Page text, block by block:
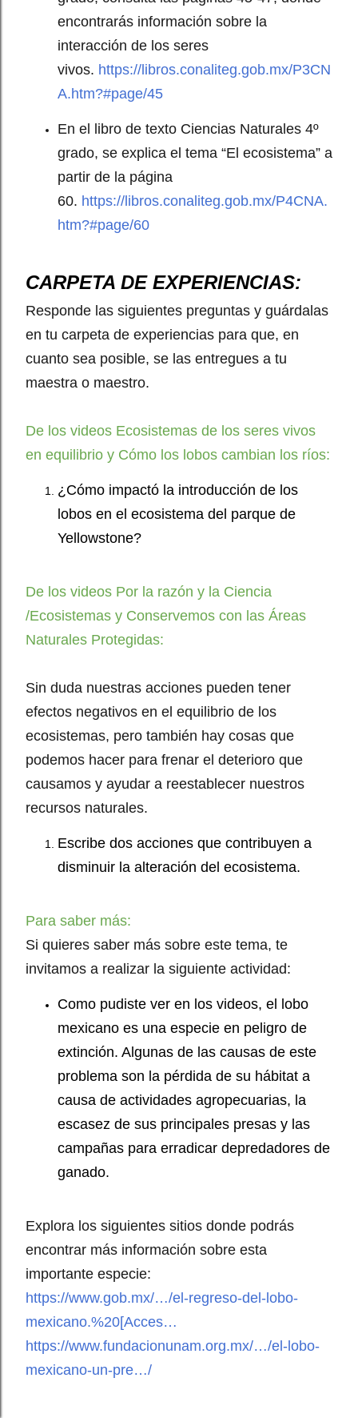
encontrarás información sobre la
interacción de los seres
vivos. https://libros.conaliteg.gob.mx/P3CN
A.htm?#page/45
En el libro de texto Ciencias Naturales 4º
grado, se explica el tema “El ecosistema” a
partir de la página
60. https://libros.conaliteg.gob.mx/P4CNA.
htm?#page/60
CARPETA DE EXPERIENCIAS:
Responde las siguientes preguntas y guárdalas
en tu carpeta de experiencias para que, en
cuanto sea posible, se las entregues a tu
maestra o maestro.
De los videos Ecosistemas de los seres vivos
en equilibrio y Cómo los lobos cambian los ríos:
¿Cómo impactó la introducción de los
lobos en el ecosistema del parque de
Yellowstone?
De los videos Por la razón y la Ciencia
/Ecosistemas y Conservemos con las Áreas
Naturales Protegidas:
Sin duda nuestras acciones pueden tener
efectos negativos en el equilibrio de los
ecosistemas, pero también hay cosas que
podemos hacer para frenar el deterioro que
causamos y ayudar a reestablecer nuestros
recursos naturales.
Escribe dos acciones que contribuyen a
disminuir la alteración del ecosistema.
Para saber más:
Si quieres saber más sobre este tema, te
invitamos a realizar la siguiente actividad:
Como pudiste ver en los videos, el lobo
mexicano es una especie en peligro de
extinción. Algunas de las causas de este
problema son la pérdida de su hábitat a
causa de actividades agropecuarias, la
escasez de sus principales presas y las
campañas para erradicar depredadores de
ganado.
Explora los siguientes sitios donde podrás
encontrar más información sobre esta
importante especie:
https://www.gob.mx/…/el-regreso-del-lobo-
mexicano.%20[Acces…
https://www.fundacionunam.org.mx/…/el-lobo-
mexicano-un-pre…/